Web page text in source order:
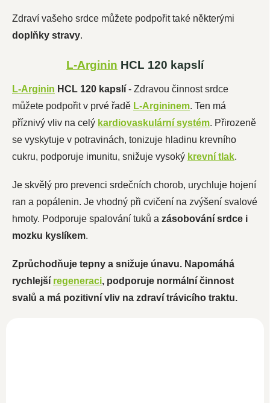
Zdraví vašeho srdce můžete podpořit také některými
doplňky stravy.
L-Arginin HCL 120 kapslí
L-Arginin HCL 120 kapslí - Zdravou činnost srdce
můžete podpořit v prvé řadě L-Argininem. Ten má
příznivý vliv na celý kardiovaskulární systém. Přirozeně
se vyskytuje v potravinách, tonizuje hladinu krevního
cukru, podporuje imunitu, snižuje vysoký krevní tlak.
Je skvělý pro prevenci srdečních chorob, urychluje hojení
ran a popálenin. Je vhodný při cvičení na zvýšení svalové
hmoty. Podporuje spalování tuků a zásobování srdce i
mozku kyslíkem.
Zprůchodňuje tepny a snižuje únavu. Napomáhá
rychlejší regeneraci, podporuje normální činnost
svalů a má pozitivní vliv na zdraví trávicího traktu.